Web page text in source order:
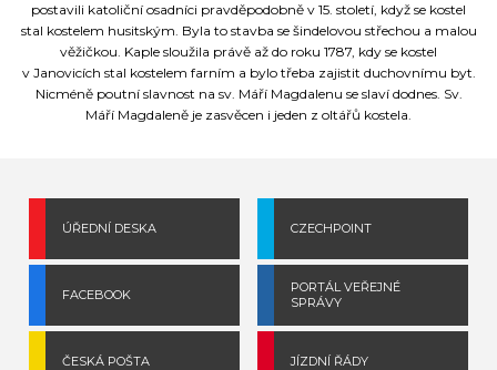
postavili katoliční osadníci pravděpodobně v 15. století, když se kostel
stal kostelem husitským. Byla to stavba se šindelovou střechou a malou
věžičkou. Kaple sloužila právě až do roku 1787, kdy se kostel
v Janovicích stal kostelem farním a bylo třeba zajistit duchovnímu byt.
Nicméně poutní slavnost na sv. Máří Magdalenu se slaví dodnes. Sv.
Máří Magdaleně je zasvěcen i jeden z oltářů kostela.
ÚŘEDNÍ DESKA CZECHPOINT
FACEBOOK
PORTÁL VEŘEJNÉ
SPRÁVY
ČESKÁ POŠTA JÍZDNÍ ŘÁDY